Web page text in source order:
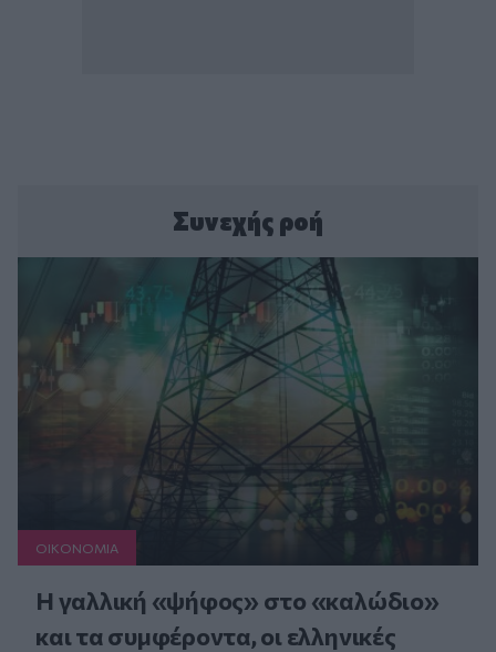
Συνεχής ροή
ΟΙΚΟΝΟΜΙΑ
Η γαλλική «ψήφος» στο «καλώδιο»
και τα συμφέροντα, οι ελληνικές